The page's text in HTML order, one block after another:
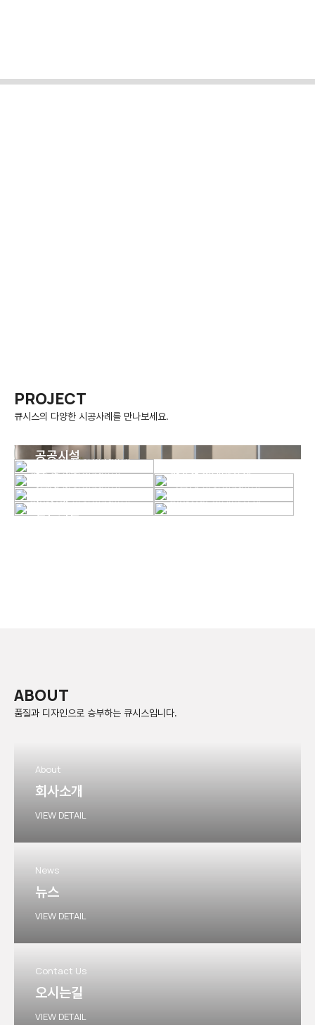
PROJECT
큐시스의 다양한 시공사례를 만나보세요.
공공시설
공공시설화장실칸막이
VIEW DETAIL
공공시설실내마감재
VIEW DETAIL
교육시설
교육시설화장실칸막이
VIEW DETAIL
교육시설실내마감재
VIEW DETAIL
관공서
관공서화장실칸막이
VIEW DETAIL
관공서실내마감재
VIEW DETAIL
군부대
군부대화장실칸막이
VIEW DETAIL
군부대화장실칸막이
VIEW DETAIL
일반시설
일반시설화장실칸막이
VIEW DETAIL
일반시설실내마감재
VIEW DETAIL
ABOUT
품질과 디자인으로 승부하는 큐시스입니다.
About
회사소개
VIEW DETAIL
News
뉴스
VIEW DETAIL
Contact Us
오시는길
VIEW DETAIL